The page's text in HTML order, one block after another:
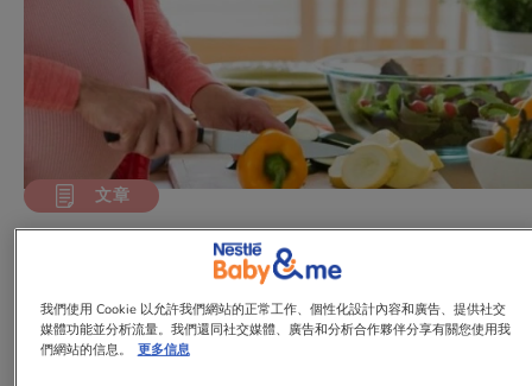
文章
懷孕期每個食物群組的分量建議
我們使用 Cookie 以允許我們網站的正常工作、個性化設計內容和廣告、提供社交
媒體功能並分析流量。我們還同社交媒體、廣告和分析合作夥伴分享有關您使用我
們網站的信息。
更多信息